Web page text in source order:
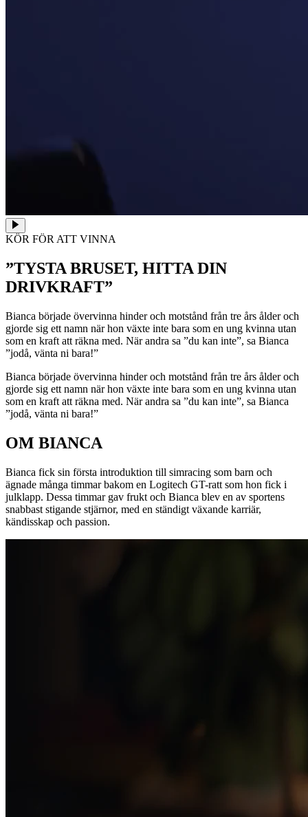
KÖR FÖR ATT VINNA
”TYSTA BRUSET, HITTA DIN
DRIVKRAFT”
Bianca började övervinna hinder och motstånd från tre års ålder och
gjorde sig ett namn när hon växte inte bara som en ung kvinna utan
som en kraft att räkna med. När andra sa ”du kan inte”, sa Bianca
”jodå, vänta ni bara!”
Bianca började övervinna hinder och motstånd från tre års ålder och
gjorde sig ett namn när hon växte inte bara som en ung kvinna utan
som en kraft att räkna med. När andra sa ”du kan inte”, sa Bianca
”jodå, vänta ni bara!”
OM BIANCA
Bianca fick sin första introduktion till simracing som barn och
ägnade många timmar bakom en Logitech GT-ratt som hon fick i
julklapp. Dessa timmar gav frukt och Bianca blev en av sportens
snabbast stigande stjärnor, med en ständigt växande karriär,
kändisskap och passion.